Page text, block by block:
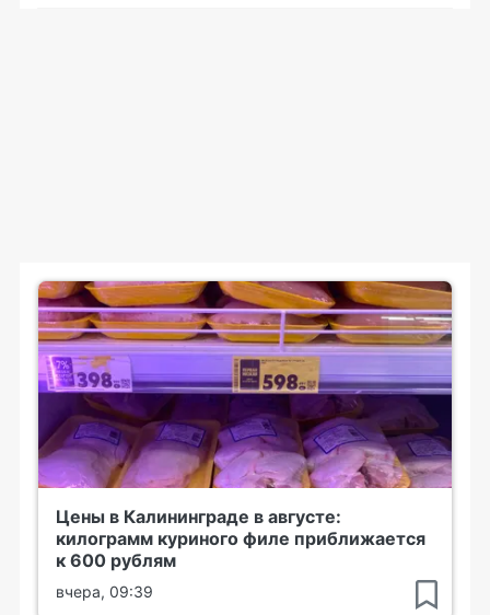
Цены в Калининграде в августе:
килограмм куриного филе приближается
к 600 рублям
вчера, 09:39